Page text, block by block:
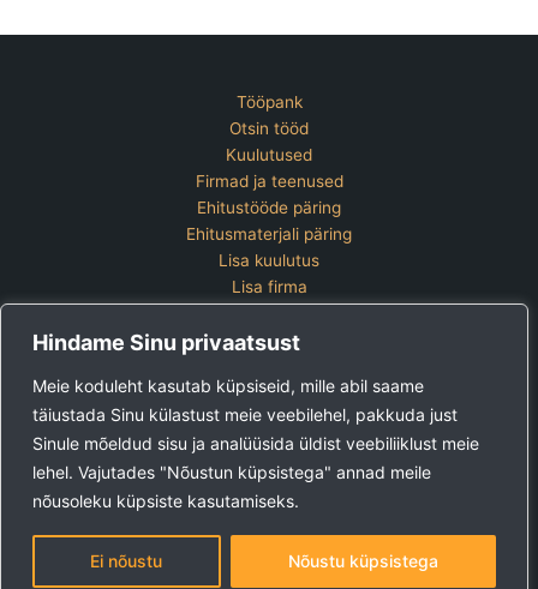
Hindame Sinu privaatsust
Meie koduleht kasutab küpsiseid, mille abil saame
täiustada Sinu külastust meie veebilehel, pakkuda just
Sinule mõeldud sisu ja analüüsida üldist veebiliiklust meie
lehel. Vajutades "Nõustun küpsistega" annad meile
nõusoleku küpsiste kasutamiseks.
Ei nõustu Nõustu küpsistega
Tööpank
Otsin tööd
Kuulutused
Firmad ja teenused
Ehitustööde päring
Ehitusmaterjali päring
Lisa kuulutus
Lisa firma
Kontakt
Lisa kuulutus
Vaata ettevõtete pakette
Ehitus24 OÜ
Tel:+372 5123 867 (E-R 9-15)
E-post: kuulutused@ehitus24.ee
Copyright © 2026 Ehitus24